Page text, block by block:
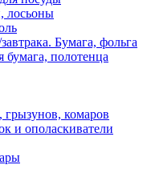
лосьоны
Бумага, фольга
бумага, полотенца
комаров
и ополаскиватели